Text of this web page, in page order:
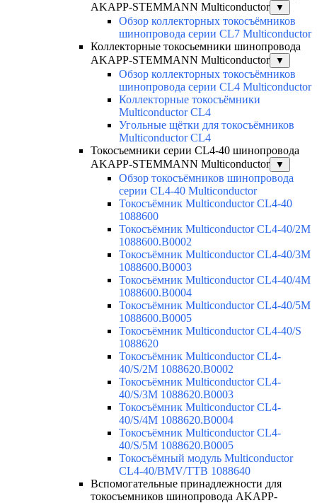
AKAPP-STEMMANN Multiconductor
▼
Обзор коллекторных токосъёмников
шинопровода серии CL7 Multiconductor
Коллекторные токосьемники шинопровода
AKAPP-STEMMANN Multiconductor
▼
Обзор коллекторных токосъёмников
шинопровода серии CL4 Multiconductor
Коллекторные токосъёмники
Multiconductor CL4
Угольные щётки для токосъёмников
Multiconductor CL4
Токосъемники серии CL4-40 шинопровода
AKAPP-STEMMANN Multiconductor
▼
Обзор токосъёмников шинопровода
серии CL4-40 Multiconductor
Токосъёмник Multiconductor CL4-40
1088600
Токосъёмник Multiconductor CL4-40/2M
1088600.B0002
Токосъёмник Multiconductor CL4-40/3M
1088600.B0003
Токосъёмник Multiconductor CL4-40/4M
1088600.B0004
Токосъёмник Multiconductor CL4-40/5M
1088600.B0005
Токосъёмник Multiconductor CL4-40/S
1088620
Токосъёмник Multiconductor CL4-
40/S/2M 1088620.B0002
Токосъёмник Multiconductor CL4-
40/S/3M 1088620.B0003
Токосъёмник Multiconductor CL4-
40/S/4M 1088620.B0004
Токосъёмник Multiconductor CL4-
40/S/5M 1088620.B0005
Токосъёмный модуль Multiconductor
CL4-40/BMV/TTB 1088640
Вспомогательные принадлежности для
токосъемников шинопровода AKAPP-